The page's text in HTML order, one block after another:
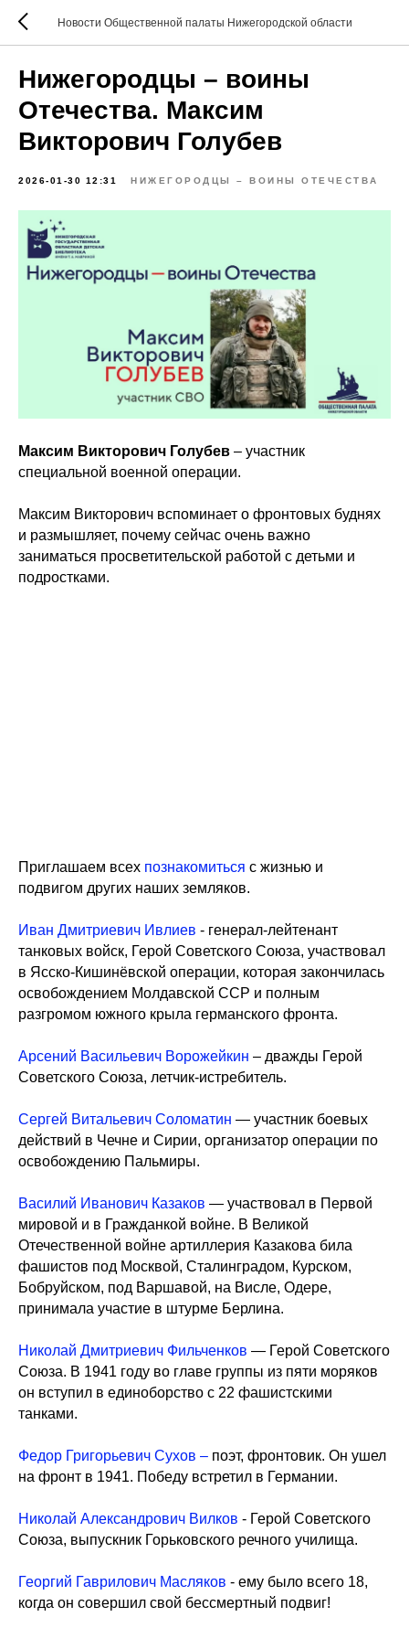
Новости Общественной палаты Нижегородской области
Нижегородцы – воины
Отечества. Максим
Викторович Голубев
2026-01-30 12:31 НИЖЕГОРОДЦЫ – ВОИНЫ ОТЕЧЕСТВА
Максим Викторович Голубев – участник
специальной военной операции.
Максим Викторович вспоминает о фронтовых буднях
и размышляет, почему сейчас очень важно
заниматься просветительской работой с детьми и
подростками.
Приглашаем всех познакомиться с жизнью и
подвигом других наших земляков.
Иван Дмитриевич Ивлиев - генерал-лейтенант
танковых войск, Герой Советского Союза, участвовал
в Ясско-Кишинёвской операции, которая закончилась
освобождением Молдавской ССР и полным
разгромом южного крыла германского фронта.
Арсений Васильевич Ворожейкин – дважды Герой
Советского Союза, летчик-истребитель.
Сергей Витальевич Соломатин — участник боевых
действий в Чечне и Сирии, организатор операции по
освобождению Пальмиры.
Василий Иванович Казаков — участвовал в Первой
мировой и в Гражданкой войне. В Великой
Отечественной войне артиллерия Казакова била
фашистов под Москвой, Сталинградом, Курском,
Бобруйском, под Варшавой, на Висле, Одере,
принимала участие в штурме Берлина.
Николай Дмитриевич Фильченков — Герой Советского
Союза. В 1941 году во главе группы из пяти моряков
он вступил в единоборство с 22 фашистскими
танками.
Федор Григорьевич Сухов – поэт, фронтовик. Он ушел
на фронт в 1941. Победу встретил в Германии.
Николай Александрович Вилков - Герой Советского
Союза, выпускник Горьковского речного училища.
Георгий Гаврилович Масляков - ему было всего 18,
когда он совершил свой бессмертный подвиг!